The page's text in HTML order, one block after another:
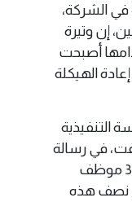
في الشركة،
إن وتيرة
أصبحت
الهيكلة
التنفيذية
في رسالة
بريد إلكتروني إلى الموظفين، أن 3200 موظف
نصف هذه